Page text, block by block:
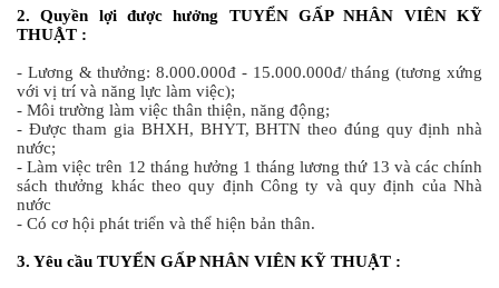
2. Quyền lợi được hưởng TUYỂN GẤP NHÂN VIÊN KỸ
THUẬT :
- Lương & thưởng: 8.000.000đ - 15.000.000đ/ tháng (tương xứng
với vị trí và năng lực làm việc);
- Môi trường làm việc thân thiện, năng động;
- Được tham gia BHXH, BHYT, BHTN theo đúng quy định nhà
nước;
- Làm việc trên 12 tháng hưởng 1 tháng lương thứ 13 và các chính
sách thưởng khác theo quy định Công ty và quy định của Nhà
nước
- Có cơ hội phát triển và thể hiện bản thân.
3. Yêu cầu TUYỂN GẤP NHÂN VIÊN KỸ THUẬT :